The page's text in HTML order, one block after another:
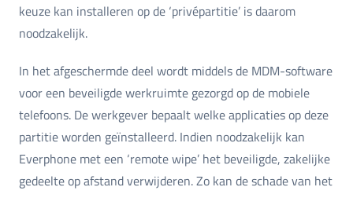
keuze kan installeren op de ‘privépartitie’ is daarom
noodzakelijk.
In het afgeschermde deel wordt middels de MDM-software
voor een beveiligde werkruimte gezorgd op de mobiele
telefoons. De werkgever bepaalt welke applicaties op deze
partitie worden geïnstalleerd. Indien noodzakelijk kan
Everphone met een ‘remote wipe’ het beveiligde, zakelijke
gedeelte op afstand verwijderen. Zo kan de schade van het